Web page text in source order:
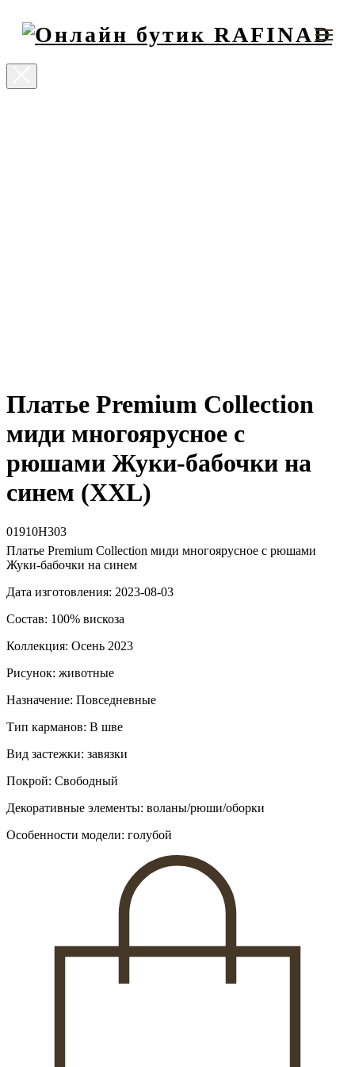
Платье Premium Collection
миди многоярусное с
рюшами Жуки-бабочки на
синем (XXL)
01910Н303
Платье Premium Collection миди многоярусное с рюшами
Жуки-бабочки на синем
Дата изготовления: 2023-08-03
Состав: 100% вискоза
Коллекция: Осень 2023
Рисунок: животные
Назначение: Повседневные
Тип карманов: В шве
Вид застежки: завязки
Покрой: Свободный
Декоративные элементы: воланы/рюши/оборки
Особенности модели: голубой